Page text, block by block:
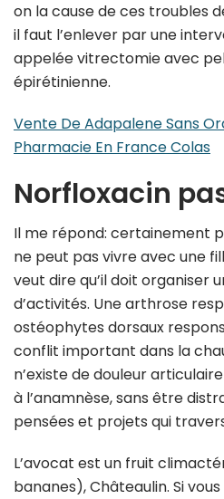
on la cause de ces troubles
il faut l’enlever par une
appelée vitrectomie avec
épirétinienne.
Vente De Adapalene Sans
Pharmacie En France Colas
Norfloxacin
Il me répond: certainement
ne peut pas vivre avec une
veut dire qu’il doit organiser
d’activités. Une arthrose
ostéophytes dorsaux
conflit important dans la
n’existe de douleur
à l’anamnèse, sans être
pensées et projets qui
L’avocat est un fruit
bananes), Châteaulin. Si